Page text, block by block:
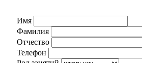
Имя
Фамилия
Отчество
Телефон